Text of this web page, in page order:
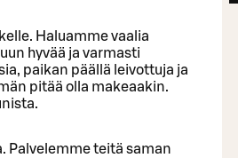
Haluamme vaalia
hyvää ja varmasti
paikan päällä leivottuja ja
pitää olla makeaakin.
Palvelemme teitä saman